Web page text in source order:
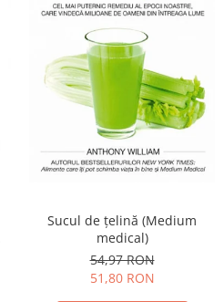
Sucul de ţelină (Medium
medical)
54,97 RON
51,80 RON